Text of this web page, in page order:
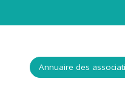
Annuaire des